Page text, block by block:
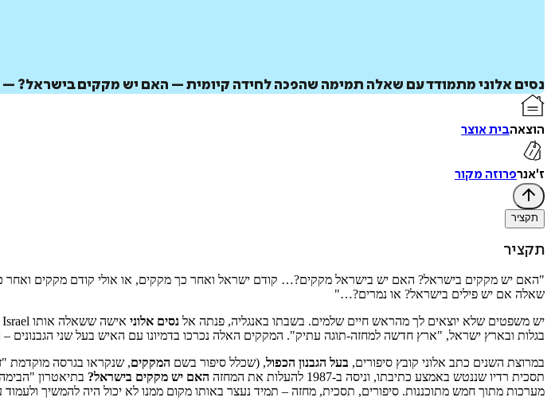
נסים אלוני מתמודד עם שאלה תמימה שהפכה לחידה קיומית – האם יש מקקים בישראל? –
הוצאהבית אוצר
ז'אנרפרוזה מקור
תקציר
תקציר
"האם יש מקקים בישראל? האם יש בישראל מקקים?… קודם ישראל ואחר כך מקקים, או אולי קודם מקקים
שאלה אם יש פילים בישראל? או נמרים?…"
יש משפטים שלא יוצאים לך מהראש חיים שלמים. בשבתו באנגליה, פנתה אל נסים אלוני
בגלות ובארץ ישראל, "ארץ חדשה למחזה-תוגה עתיק". המקקים האלה נכרכו בדמיונו עם האיש בעל שני הגבנונים –
במרוצת השנים כתב אלוני קובץ סיפורים, בעל הגבנון הכפול, (שכלל סיפור בשם המקקים, שנקראו בגרסה מוקדמת
תסכית רדיו שננטש באמצע כתיבתו, וניסה ב-1987 להעלות את המחזה
האם יש מקקים בישראל?
מערכות מתוך חמש מתוכננות. סיפורים, תסכית, מחזה – תמיד נעצר באותו מקום ממנו לא יכול היה להמשיך ולעמוד